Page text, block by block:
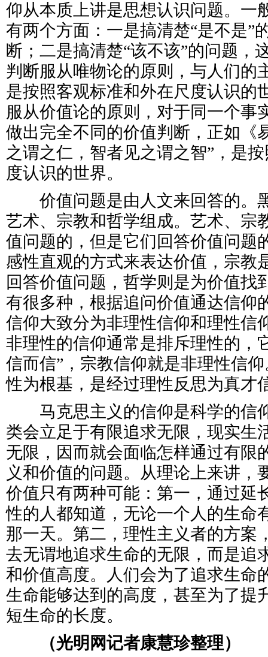
仰从本质上讲是思想认识问题。一
有两个方面：一是搞清楚“是不是”
断；二是搞清楚“该不该”的问题，
判断服从唯物论的原则，与人们的
是按照客观标准和外在尺度认识的
服从价值论的原则，对于同一个事
做出完全不同的价值判断，正如《
之谓之仁，智者见之谓之智”，是
度认识的世界。
价值问题是由人文来回答的。
艺术、宗教和哲学组成。艺术、宗
值问题的，但是它们回答价值问题
感性直观的方式来表达价值，宗教
回答价值问题，哲学则是为价值找
有很多种，根据追问价值通达信仰
信仰大致分为非理性信仰和理性信
非理性的信仰通常是排斥理性的，
信而信”，宗教信仰就是非理性信
性为根基，是经过理性反思为真才
马克思主义的信仰是科学的信
类会立足于有限追求无限，现实生
无限，因而就会面临怎样通过有限
义和价值的问题。从理论上来讲，
价值只有两种可能：第一，通过延
性的人都知道，无论一个人的生命
那一天。第二，理性主义者的方案
去无谓地追求生命的无限，而是追
和价值高度。人们会为了追求生命
生命能够达到的高度，甚至为了提
短生命的长度。
（光明网记者康慧珍整理）